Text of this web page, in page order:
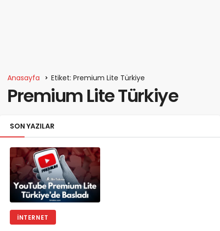
Anasayfa Etiket: Premium Lite Türkiye
Premium Lite Türkiye
SON YAZILAR
İNTERNET